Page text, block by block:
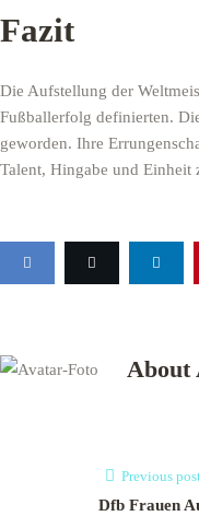
Fazit
Die Aufstellung der
Fußballerfolg definierten.
geworden. Ihre
Talent, Hingabe und Einheit
About
Previous
Dfb Frauen